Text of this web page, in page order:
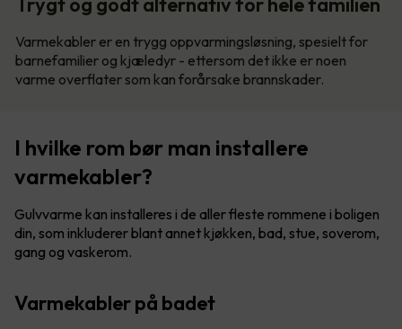
Varmekabler er en trygg oppvarmingsløsning, spesielt for
barnefamilier og kjæledyr - ettersom det ikke er noen
varme overflater som kan forårsake brannskader.
I hvilke rom bør man installere
varmekabler?
Gulvvarme kan installeres i de aller fleste rommene i boligen
din, som inkluderer blant annet kjøkken, bad, stue, soverom,
gang og vaskerom.
Varmekabler på badet